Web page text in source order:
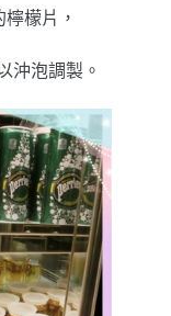
檬片，
沖泡調製。